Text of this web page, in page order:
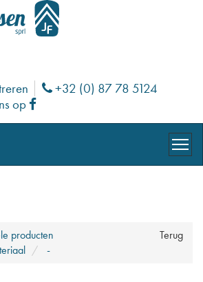
Phone
+32 (0) 87 78 5124
op Facebook
Terug
producten
-